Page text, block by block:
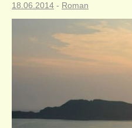
18.06.2014 - Roman